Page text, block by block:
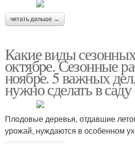
читать дальше →
Какие виды
октябре. Сезонные
ноябре. 5 важных
нужно сделать в саду
Плодовые деревья, отдавшие
урожай, нуждаются в особенном